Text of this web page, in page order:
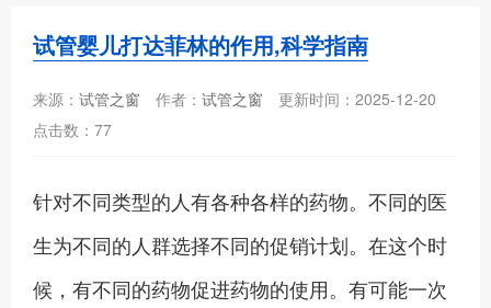
试管婴儿打达菲林的作用,科学指南
来源： 试管之窗 作者： 试管之窗
更新时间：2025-12-20
点击数： 77
针对不同类型的人有各种各样的药物。不同的医
生为不同的人群选择不同的促销计划。在这个时
候，有不同的药物促进药物的使用。有可能一次